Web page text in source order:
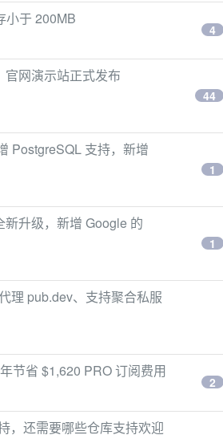
小于 200MB
4
网演示站正式发布
44
PostgreSQL 支持，新增
1
升级，新增 Google 的
1
理 pub.dev、支持聚合私服
节省 $1,620 PRO 订阅费用
2
，还需要哪些仓库支持欢迎